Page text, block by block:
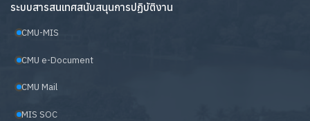
ระบบสารสนเทศสนับสนุนการปฏิบัติงาน
CMU-MIS
CMU e-Document
CMU Mail
MIS SOC